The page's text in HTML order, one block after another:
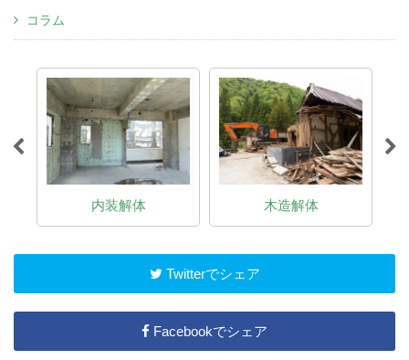
コラム
内装解体 木造解体
Twitterでシェア
Facebookでシェア